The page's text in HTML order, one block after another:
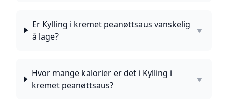
Er Kylling i kremet peanøttsaus vanskelig
å lage?
▼
Hvor mange kalorier er det i Kylling i
kremet peanøttsaus?
▼